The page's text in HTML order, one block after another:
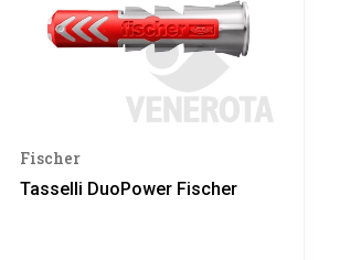
Fischer
Tasselli DuoPower Fischer